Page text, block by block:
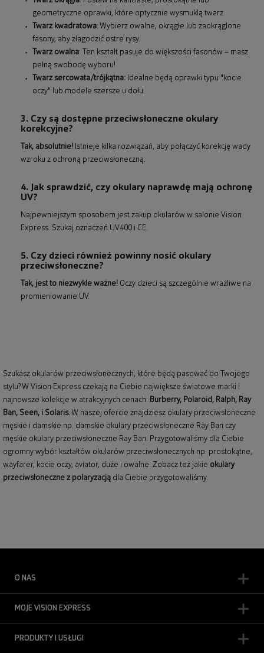
geometryczne oprawki, które optycznie wysmuklą twarz.
Twarz kwadratowa: Wybierz owalne, okrągłe lub zaokrąglone
fasony, aby złagodzić ostre rysy.
Twarz owalna: Ten kształt pasuje do większości fasonów – masz
pełną swobodę wyboru!
Twarz sercowata/trójkątna: Idealne będą oprawki typu "kocie
oczy" lub modele szersze u dołu.
3. Czy są dostępne przeciwsłoneczne okulary
korekcyjne?
Tak, absolutnie! Istnieje kilka rozwiązań, aby połączyć korekcję wady
wzroku z ochroną przeciwsłoneczną.
4. Jak sprawdzić, czy okulary naprawdę mają ochronę
UV?
Najpewniejszym sposobem jest zakup okularów w salonie Vision
Express. Szukaj oznaczeń UV400 i CE.
5. Czy dzieci również powinny nosić okulary
przeciwsłoneczne?
Tak, jest to niezwykle ważne! Oczy dzieci są szczególnie wrażliwe na
promieniowanie UV.
Szukasz okularów przeciwsłonecznych, które będą pasować do Twojego
stylu? W Vision Express czekają na Ciebie największe światowe marki i
najnowsze kolekcje w atrakcyjnych cenach: Burberry, Polaroid , Ralph, Ray
Ban, Seen, i Solaris. W naszej ofercie znajdziesz okulary przeciwsłoneczne
męskie i damskie np. damskie okulary przeciwsłoneczne Ray Ban czy
męskie okulary przeciwsłoneczne Ray Ban . Przygotowaliśmy dla Ciebie
ogromny wybór kształtów okularów przeciwsłonecznych np: prostokątne,
wayfarer, kocie oczy, aviator, duże i owalne. Zobacz też jakie okulary
przeciwsłoneczne z polaryzacją dla Ciebie przygotowaliśmy.
O NAS
MOJE VISION EXPRESS
PRODUKTY I USŁUGI